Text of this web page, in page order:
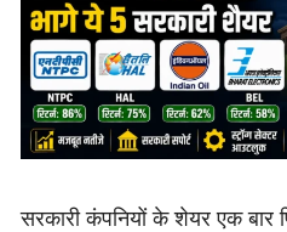
सरकारी कंपनियों के शेयर एक बार